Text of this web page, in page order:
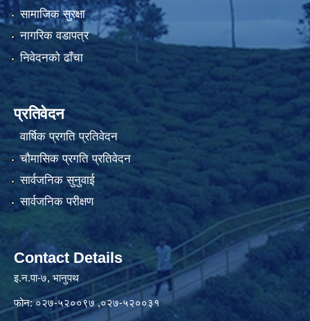
सामाजिक सुरक्षा
नागरिक वडापत्र
निवेदनको ढाँचा
प्रतिवेदन
वार्षिक प्रगति प्रतिवेदन
चौमासिक प्रगति प्रतिवेदन
सार्वजनिक सुनुवाई
सार्वजनिक परीक्षण
Contact Details
इ.न.पा-७, भानुपथ
फोन: ०२७-५२००९७ ,०२७-५२००३१